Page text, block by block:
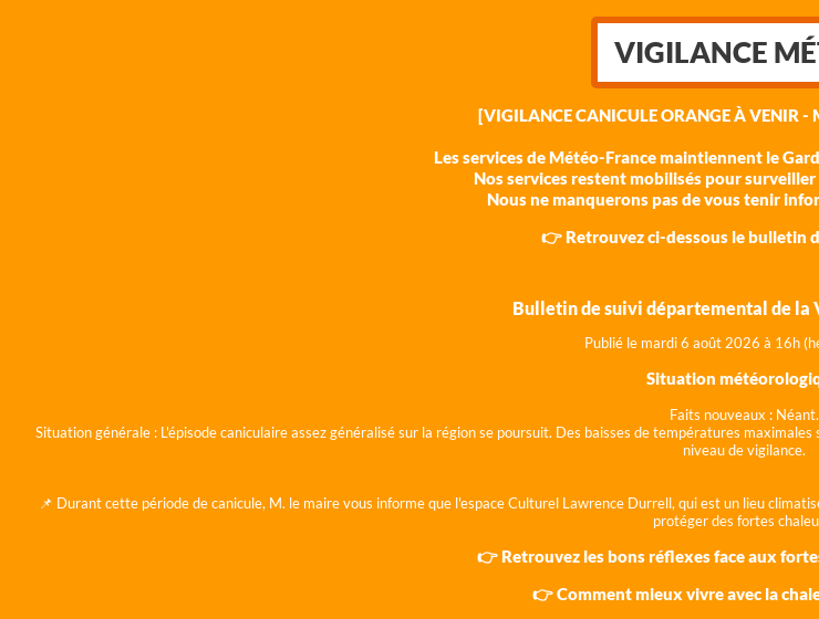
VIGILANCE
[VIGILANCE CANICULE ORANGE À VENIR
Les services de Météo-France maintiennent le
Nos services restent mobilisés pour
Nous ne manquerons pas de vous tenir
👉 Retrouvez ci-dessous le bulletin
Bulletin de suivi départemental de la
Publié le mardi 6 août 2026 à 16h
Situation
Faits nouveaux : Néant.
Situation générale : L'épisode caniculaire assez généralisé sur la région se poursuit. Des baisses de températures
niveau de vigilance.
📌 Durant cette période de canicule, M. le maire vous informe que l'espace Culturel Lawrence Durrell, qui est un lieu
protéger des fortes
👉 Retrouvez les bons réflexes face aux
👉 Comment mieux vivre avec la